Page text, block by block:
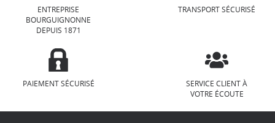
ENTREPRISE
BOURGUIGNONNE
DEPUIS 1871
TRANSPORT SÉCURISÉ
PAIEMENT SÉCURISÉ
SERVICE CLIENT À
VOTRE ÉCOUTE